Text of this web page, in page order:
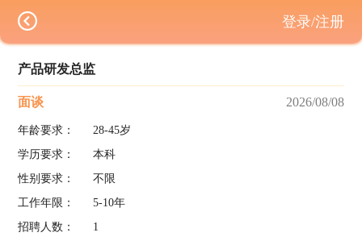
产品研发总监
面谈 2026/08/08
年龄要求：
28-45岁
学历要求：
本科
性别要求：
不限
工作年限：
5-10年
招聘人数：
1
登录/注册